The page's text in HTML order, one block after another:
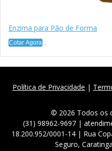
Enzima para Pão de Forma
Cotar Agora
Política de Privacidade |
© 2026 Todos os
(31) 98962-9697 |
18.200.952/0001-14 | Rua
Seguro,